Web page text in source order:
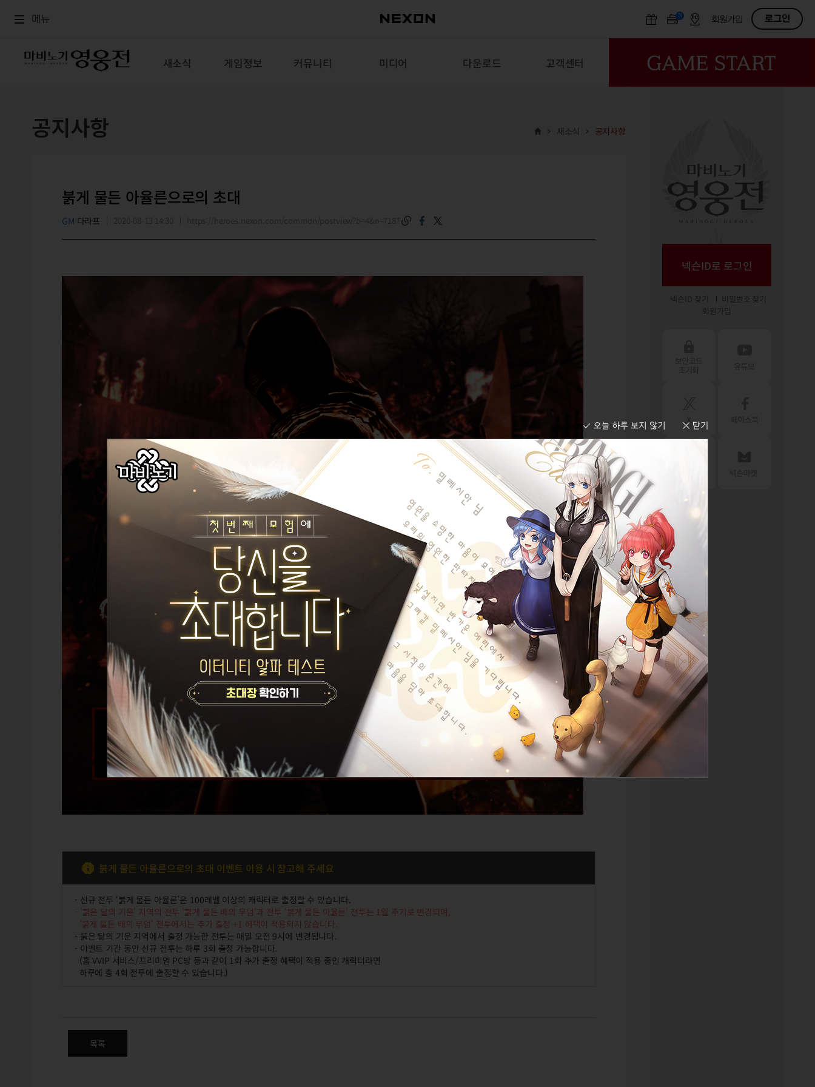
메뉴 N OFF회원가입 로그인
새소식 게임정보 커뮤니티 미디어 다운로드 고객센터
공지사항 새소식 공지사항
붉게 물든 아율른으로의 초대
GM 다라프
붉게 물든 아율른으로의 초대 이벤트 이용 시 참고해 주세요
- 신규 전투 ‘붉게 물든 아율른’은 100레벨 이상의 캐릭터로 출정할 수 있습니다.
- '붉은 달의 기운' 지역의 전투 '붉게 물든 배의 무덤'과 전투 '붉게 물든 아율른' 전투는 1일 주기로 변경되며,
'붉게 물든 배의 무덤' 전투에서는 추가 출정 +1 혜택이 적용되지 않습니다.
- 붉은 달의 기운 지역에서 출정 가능한 전투는 매일 오전 9시에 변경됩니다.
- 이벤트 기간 동안 신규 전투는 하루 3회 출정 가능합니다.
(홈 VVIP 서비스/프리미엄 PC방 등과 같이 1회 추가 출정 혜택이 적용 중인 캐릭터라면
하루에 총 4회 전투에 출정할 수 있습니다.)
목록
넥슨ID로 로그인
넥슨ID 찾기
비밀번호 찾기
회원가입